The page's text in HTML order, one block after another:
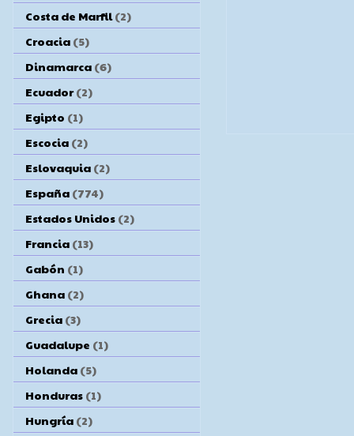
Costa de Marfil (2)
Croacia (5)
Dinamarca (6)
Ecuador (2)
Egipto (1)
Escocia (2)
Eslovaquia (2)
España (774)
Estados Unidos (2)
Francia (13)
Gabón (1)
Ghana (2)
Grecia (3)
Guadalupe (1)
Holanda (5)
Honduras (1)
Hungría (2)